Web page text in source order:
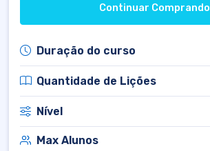
Continuar Comprando
Duração do curso
Quantidade de Lições
Nível
Max Alunos